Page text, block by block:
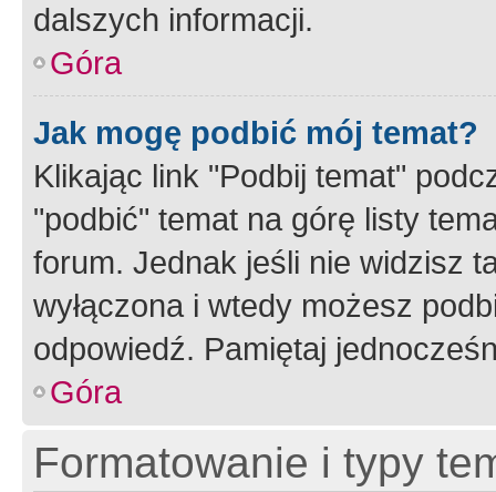
dalszych informacji.
Góra
Jak mogę podbić mój temat?
Klikając link "Podbij temat"
"podbić" temat na górę listy
forum. Jednak jeśli nie widzisz
wyłączona i wtedy możesz
odpowiedź. Pamiętaj
Góra
Formatowanie i typy